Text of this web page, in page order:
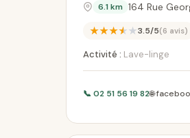
6.1 km 164 Rue
★★★★★3.5/5(6 avis)
Activité : Lave-linge
📞 02 51 56 19 82🌐